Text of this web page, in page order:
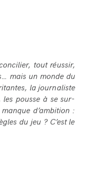
tout réussir,
mais un monde du
la journaliste
pousse à se sur-
d’ambition :
du jeu ? C’est le